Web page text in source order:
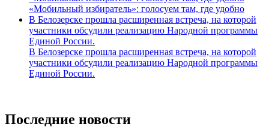
«Мобильный избиратель»: голосуем там, где удобно
В Белозерске прошла расширенная встреча, на которой
участники обсудили реализацию Народной программы
Единой России.
В Белозерске прошла расширенная встреча, на которой
участники обсудили реализацию Народной программы
Единой России.
Последние новости